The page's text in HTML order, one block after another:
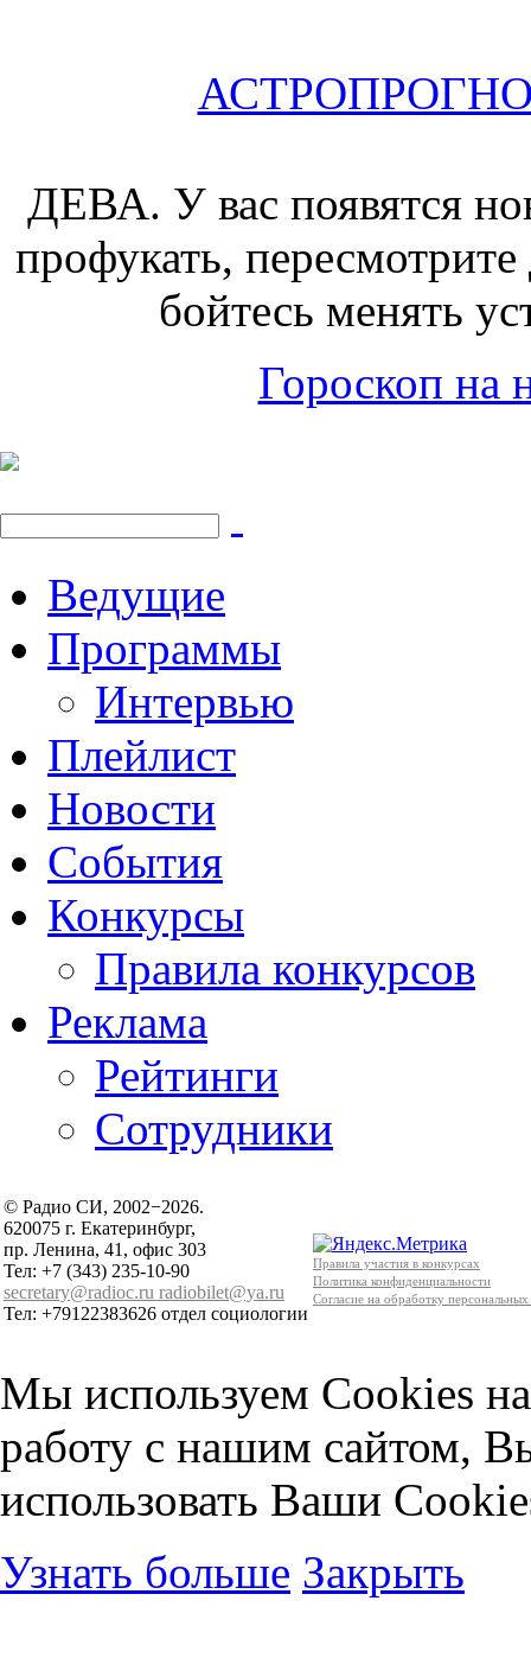
ДЕВА. У вас появятся
профукать,
бойтесь менять
Гороскоп на
Ведущие
Программы
Интервью
Плейлист
Новости
События
Конкурсы
Правила конкурсов
Реклама
Рейтинги
Сотрудники
© Радио СИ, 2002−2026.
620075 г. Екатеринбург,
пр. Ленина, 41, офис 303
Тел: +7 (343) 235-10-90
secretary@radioc.ru radiobilet@ya.ru
Тел: +79122383626 отдел социологии
Правила участия в конкурсах
Политика конфиденциальности
Согласие на обработку
Мы используем Cookies
работу с нашим сайтом,
использовать Ваши
Узнать больше Закрыть